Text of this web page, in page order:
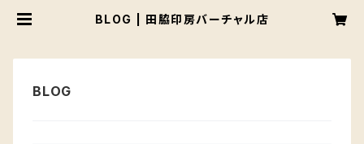
BLOG | 田脇印房バーチャル店